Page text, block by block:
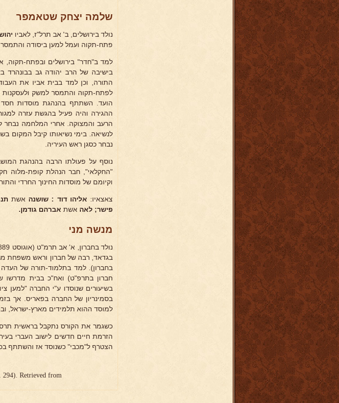
שלמה יצחק שטאמפר
נולד בירושלים, ב' אב תרל"ז, לאביו
פתח-תקוה ועמל למען ביסודה
למד ב"חדר" בירושלים ובפתח-תקוה,
בישיבה של הרב יהודה גב בבונהרד
התורה, וכן למד בבית אביו את
לפתח-תקוה והתמסר למשק ולעסקנות
הועד. השתתף בהנהגת מוסדות חסד
ההגירה והיה פעיל בהגשת עזרה
הרעב והמצוקה. אחרי המלחמה נבחר
לנשיאה. בימי נשיאותו קיבל המקום
נבחר כסגן ראש העיריה.
נוסף על פעולתו הרבה בהנהגת
"החקלאי", חבר הנהלת קופת-מלוה
וקיומם של מוסדות החינוך החרדי
צאצאיו: אליהו דוד : שושנה אשת
פישר; לאה אשת אברהם גודמן.
מנשה מני
נולד בחברון, א' אב תרמ"ט (אוגוסט 1889), לאביו
בגדאד, רבה של חברון וראש משפחת
בחברון). למד בתלמוד-תורה של העדה
חברון בתרפ"ט) ואח"כ בבית מדרשו
בשיעורים שנוסדו ע"י החברה "למען
בסמינריון של החברה בפאריס. אך
למוסד ההוא תלמידים מארץ-ישראל,
כשגמר את הקורס נתקבל בראשית
הזרמת חיים חדשים לישוב העברי
הצטרף ל"מכבי" כשנוסד אז והשתתף
Retrieved from